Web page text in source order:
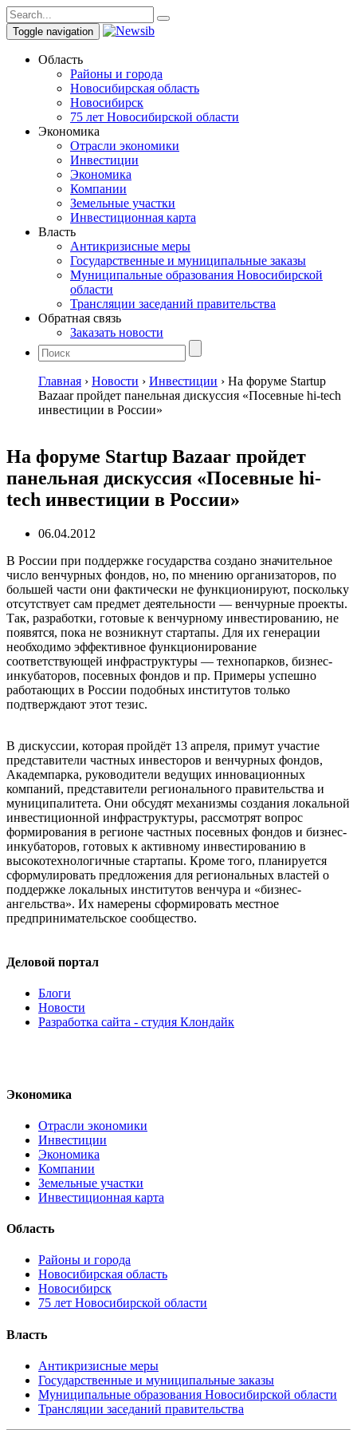
Toggle navigation
Область
Районы и города
Новосибирская область
Новосибирск
75 лет Новосибирской области
Экономика
Отрасли экономики
Инвестиции
Экономика
Компании
Земельные участки
Инвестиционная карта
Власть
Антикризисные меры
Государственные и муниципальные заказы
Муниципальные образования Новосибирской
области
Трансляции заседаний правительства
Обратная связь
Заказать новости
Главная › Новости › Инвестиции › На форуме Startup
Bazaar пройдет панельная дискуссия «Посевные hi-tech
инвестиции в России»
На форуме Startup Bazaar пройдет
панельная дискуссия «Посевные hi-
tech инвестиции в России»
06.04.2012
В России при поддержке государства создано значительное
число венчурных фондов, но, по мнению организаторов, по
большей части они фактически не функционируют, поскольку
отсутствует сам предмет деятельности — венчурные проекты.
Так, разработки, готовые к венчурному инвестированию, не
появятся, пока не возникнут стартапы. Для их генерации
необходимо эффективное функционирование
соответствующей инфраструктуры — технопарков, бизнес-
инкубаторов, посевных фондов и пр. Примеры успешно
работающих в России подобных институтов только
подтверждают этот тезис.
В дискуссии, которая пройдёт 13 апреля, примут участие
представители частных инвесторов и венчурных фондов,
Академпарка, руководители ведущих инновационных
компаний, представители регионального правительства и
муниципалитета. Они обсудят механизмы создания локальной
инвестиционной инфраструктуры, рассмотрят вопрос
формирования в регионе частных посевных фондов и бизнес-
инкубаторов, готовых к активному инвестированию в
высокотехнологичные стартапы. Кроме того, планируется
сформулировать предложения для региональных властей о
поддержке локальных институтов венчура и «бизнес-
ангельства». Их намерены сформировать местное
предпринимательское сообщество.
Деловой портал
Блоги
Новости
Разработка сайта - студия Клондайк
Экономика
Отрасли экономики
Инвестиции
Экономика
Компании
Земельные участки
Инвестиционная карта
Область
Районы и города
Новосибирская область
Новосибирск
75 лет Новосибирской области
Власть
Антикризисные меры
Государственные и муниципальные заказы
Муниципальные образования Новосибирской области
Трансляции заседаний правительства